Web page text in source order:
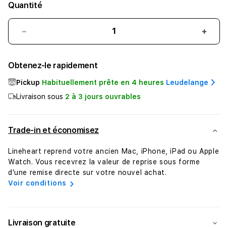
Quantité
Réduire
la
de
Belkin
Câble
USB-
USB-
•
1m
•
Noir
la
USB-
•
Obtenez-le rapidement
Pickup Habituellement prête en 4 heures Leudelange
Livraison sous 2 à 3 jours ouvrables
Trade-in et économisez
Lineheart reprend votre ancien Mac, iPhone, iPad ou Apple
Watch. Vous recevrez la valeur de reprise sous forme
d'une remise directe sur votre nouvel achat.
Voir conditions
Livraison gratuite